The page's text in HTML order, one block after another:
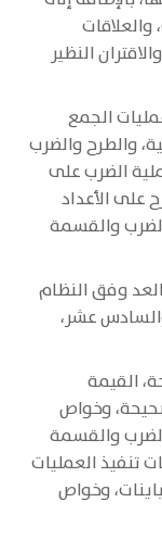
النظير
الجمع
والطرح والضرب
الضرب على
على الأعداد
والقسمة
وفق النظام
عشر،
القيمة
وخواص
والقسمة
تنفيذ العمليات
وخواص